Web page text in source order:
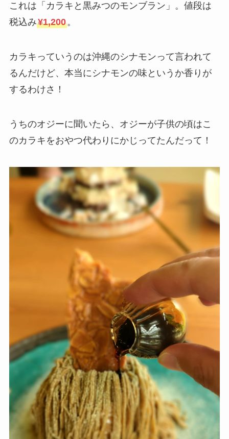
これは「カラキと黒みつのモンブラン」。値段は
税込み¥1,200。
カラキっていうのは沖縄のシナモンって言われて
るんだけど、本当にシナモンの味というか香りが
するわけさ！
うちのオジーに聞いたら、オジーが子供の頃はこ
のカラキをおやつ代わりにかじってたんだって！